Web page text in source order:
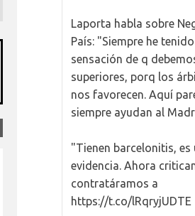
Laporta habla sobre
País: "Siempre he
sensación de q
superiores, porq los
nos favorecen. Aquí
siempre ayudan al
"Tienen barcelonitis, es
evidencia. Ahora
contratáramos a
https://t.co/lRqryjUDTE